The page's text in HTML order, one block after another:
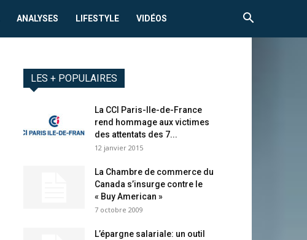
ANALYSES LIFESTYLE VIDÉOS
LES + POPULAIRES
La CCI Paris-Ile-de-France
rend hommage aux victimes
des attentats des 7...
12 janvier 2015
La Chambre de commerce du
Canada s’insurge contre le
« Buy American »
7 octobre 2009
L’épargne salariale: un outil